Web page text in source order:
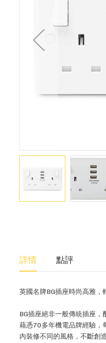
詳情 點評
英國名牌BG插座時尚高雅，
BG插座絕非一般傳統插座，
藉憑70多年機電品牌經驗，
內裝修不同的風格，不斷創